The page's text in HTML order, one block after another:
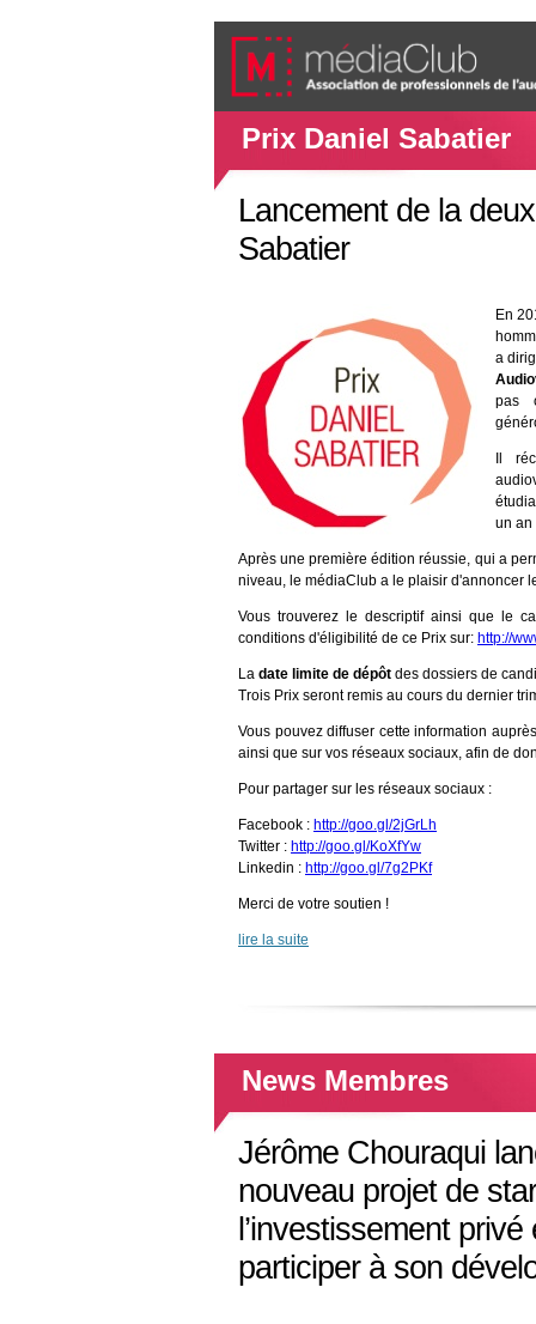
Prix Daniel Sabatier
Lancement de la
Sabatier
En
a
pas
Il
un an
Après une première édition réussie, qui a
niveau, le médiaClub a le plaisir d'annoncer
Vous trouverez le descriptif ainsi que le
conditions d'éligibilité de ce Prix sur: http://
La date limite de dépôt des dossiers de
Trois Prix seront remis au cours du dernier
Vous pouvez diffuser cette information
ainsi que sur vos réseaux sociaux, afin de
Pour partager sur les réseaux sociaux :
Facebook : http://goo.gl/2jGrLh
Twitter : http://goo.gl/KoXfYw
Linkedin : http://goo.gl/7g2PKf
Merci de votre soutien !
lire la suite
News Membres
Jérôme Chouraqui
nouveau projet de
l’investissement
participer à son